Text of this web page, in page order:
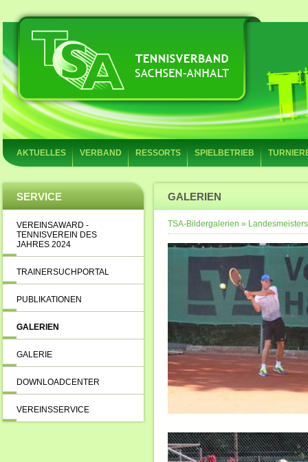
AKTUELLES VERBAND RESSORTS SPIELBETRIEB
SERVICE
VEREINSAWARD -
TENNISVEREIN DES
JAHRES 2024
TRAINERSUCHPORTAL
PUBLIKATIONEN
GALERIEN
GALERIE
DOWNLOADCENTER
VEREINSSERVICE
GALERIEN
TSA-Bildergalerien »